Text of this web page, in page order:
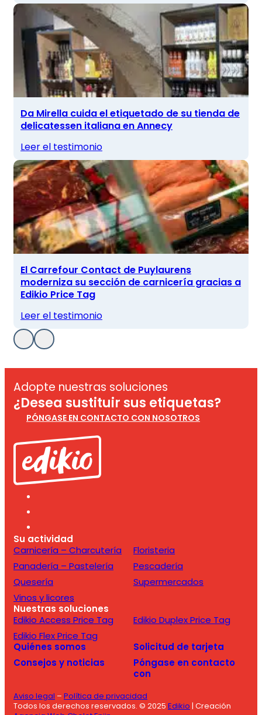
Da Mirella cuida el etiquetado de su tienda de
delicatessen italiana en Annecy
Leer el testimonio
El Carrefour Contact de Puylaurens
moderniza su sección de carnicería gracias a
Edikio Price Tag
Leer el testimonio
Adopte nuestras soluciones
¿Desea sustituir sus etiquetas?
PÓNGASE EN CONTACTO CON NOSOTROS
Su actividad
Carnicería – Charcutería
Floristeria
Panadería – Pastelería
Pescadería
Quesería
Supermercados
Vinos y licores
Nuestras soluciones
Edikio Access Price Tag
Edikio Duplex Price Tag
Edikio Flex Price Tag
Quiénes somos
Solicitud de tarjeta
Consejos y noticias
Póngase en contacto
con
Aviso legal – Política de privacidad
Todos los derechos reservados. © 2025 Edikio | Creación